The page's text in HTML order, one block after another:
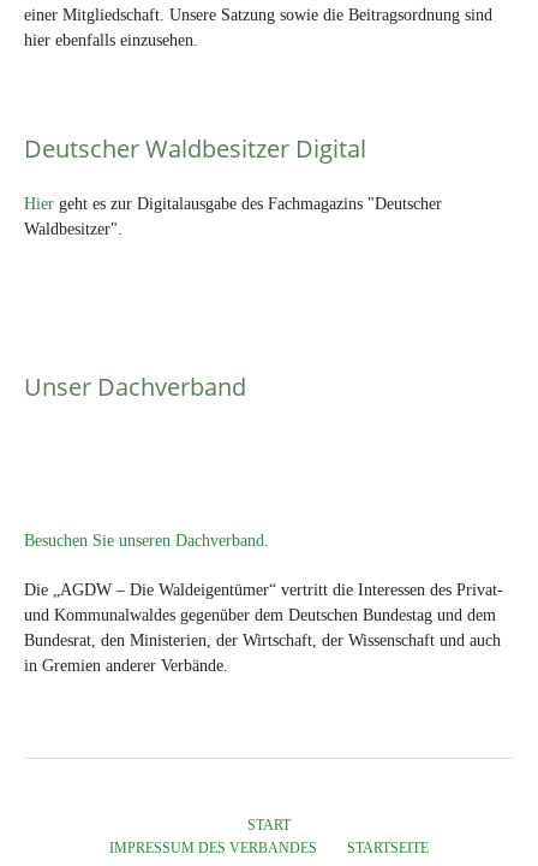
einer Mitgliedschaft. Unsere Satzung sowie die Beitragsordnung sind
hier ebenfalls einzusehen.
Deutscher Waldbesitzer Digital
Hier geht es zur Digitalausgabe des Fachmagazins "Deutscher
Waldbesitzer".
Unser Dachverband
Besuchen Sie unseren Dachverband.
Die „AGDW – Die Waldeigentümer“ vertritt die Interessen des Privat-
und Kommunalwaldes gegenüber dem Deutschen Bundestag und dem
Bundesrat, den Ministerien, der Wirtschaft, der Wissenschaft und auch
in Gremien anderer Verbände.
START
IMPRESSUM DES VERBANDES
STARTSEITE